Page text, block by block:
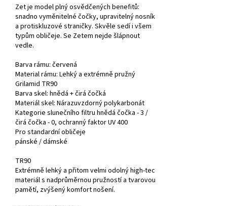
Zet je model plný osvědčených benefitů:
snadno vyměnitelné čočky, upravitelný nosník
a protiskluzové straničky. Skvěle sedí i všem
typům obličeje. Se Zetem nejde šlápnout
vedle.
Barva rámu: červená
Material rámu: Lehký a extrémně pružný
Grilamid TR90
Barva skel: hnědá + čirá čočká
Materiál skel: Nárazuvzdorný polykarbonát
Kategorie slunečního filtru hnědá čočka -3 /
čirá čočka - 0, ochranný faktor UV 400
Pro standardní obličeje
pánské /dámské
TR90
Extrémně lehký a přitom velmi odolný high-tec
materiál s nadprůměrnou pružností a tvarovou
pamětí, zvýšený komfort nošení.